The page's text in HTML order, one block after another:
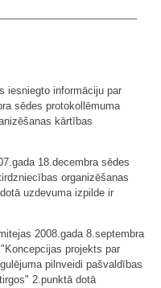
iesniegto informāciju par
sēdes protokollēmuma
kārtības
18.decembra sēdes
organizēšanas
uzdevuma izpilde ir
2008.gada 8.septembra
projekts par
pilnveidi pašvaldības
2.punktā dotā